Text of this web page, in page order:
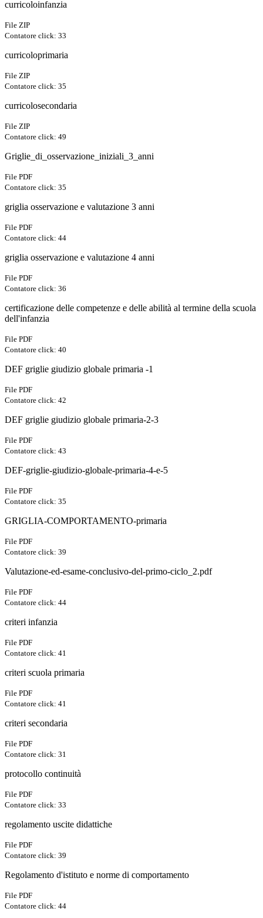
curricoloinfanzia
File ZIP
Contatore click: 33
curricoloprimaria
File ZIP
Contatore click: 35
curricolosecondaria
File ZIP
Contatore click: 49
Griglie_di_osservazione_iniziali_3_anni
File PDF
Contatore click: 35
griglia osservazione e valutazione 3 anni
File PDF
Contatore click: 44
griglia osservazione e valutazione 4 anni
File PDF
Contatore click: 36
certificazione delle competenze e delle abilità al termine della scuola
dell'infanzia
File PDF
Contatore click: 40
DEF griglie giudizio globale primaria -1
File PDF
Contatore click: 42
DEF griglie giudizio globale primaria-2-3
File PDF
Contatore click: 43
DEF-griglie-giudizio-globale-primaria-4-e-5
File PDF
Contatore click: 35
GRIGLIA-COMPORTAMENTO-primaria
File PDF
Contatore click: 39
Valutazione-ed-esame-conclusivo-del-primo-ciclo_2.pdf
File PDF
Contatore click: 44
criteri infanzia
File PDF
Contatore click: 41
criteri scuola primaria
File PDF
Contatore click: 41
criteri secondaria
File PDF
Contatore click: 31
protocollo continuità
File PDF
Contatore click: 33
regolamento uscite didattiche
File PDF
Contatore click: 39
Regolamento d'istituto e norme di comportamento
File PDF
Contatore click: 44